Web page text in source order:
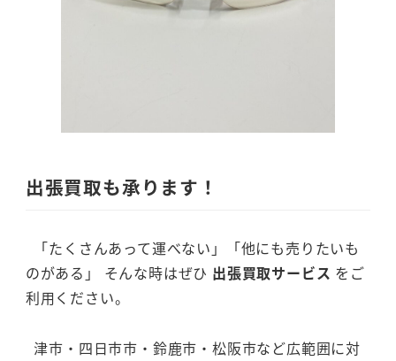
出張買取も承ります！
「たくさんあって運べない」「他にも売りたいも
のがある」 そんな時はぜひ 出張買取サービス をご
利用ください。
津市・四日市市・鈴鹿市・松阪市など広範囲に対